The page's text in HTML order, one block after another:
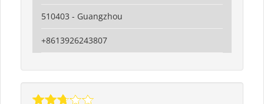
510403 - Guangzhou
+8613926243807